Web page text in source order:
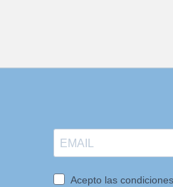
Acepto las